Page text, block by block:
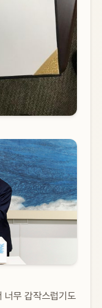
너무 갑작스럽기도